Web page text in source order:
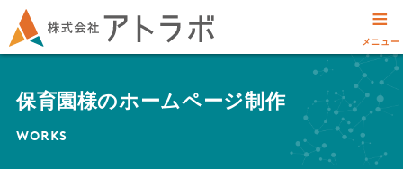
≡
メニュー
保育園様のホームページ制作
WORKS